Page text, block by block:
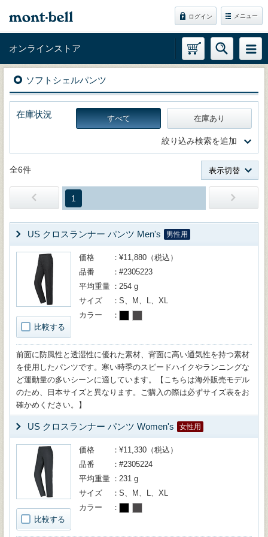
ログイン メニュー
オンラインストア
ソフトシェルパンツ
在庫状況 すべて 在庫あり
絞り込み検索を追加
全6件 表示切替
1
US クロスランナー パンツ Men's 男性用
比較する
価格
¥11,880（税込）
品番
#2305223
平均重量
254 g
サイズ
S、M、L、XL
カラー
前面に防風性と透湿性に優れた素材、背面に高い通気性を持つ素材
を使用したパンツです。寒い時季のスピードハイクやランニングな
ど運動量の多いシーンに適しています。【こちらは海外販売モデル
のため、日本サイズと異なります。ご購入の際は必ずサイズ表をお
確かめください。】
US クロスランナー パンツ Women's 女性用
比較する
価格
¥11,330（税込）
品番
#2305224
平均重量
231 g
サイズ
S、M、L、XL
カラー